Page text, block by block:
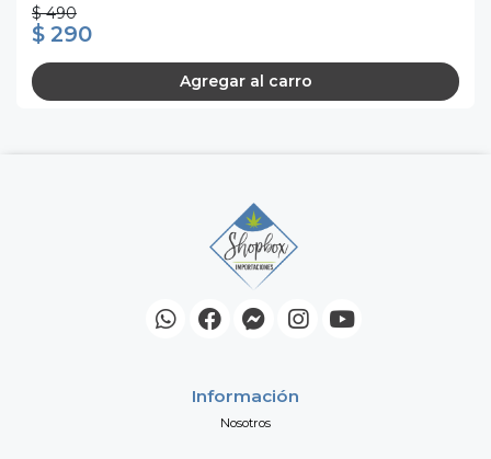
$ 490
$ 290
Agregar al carro
Información
Nosotros